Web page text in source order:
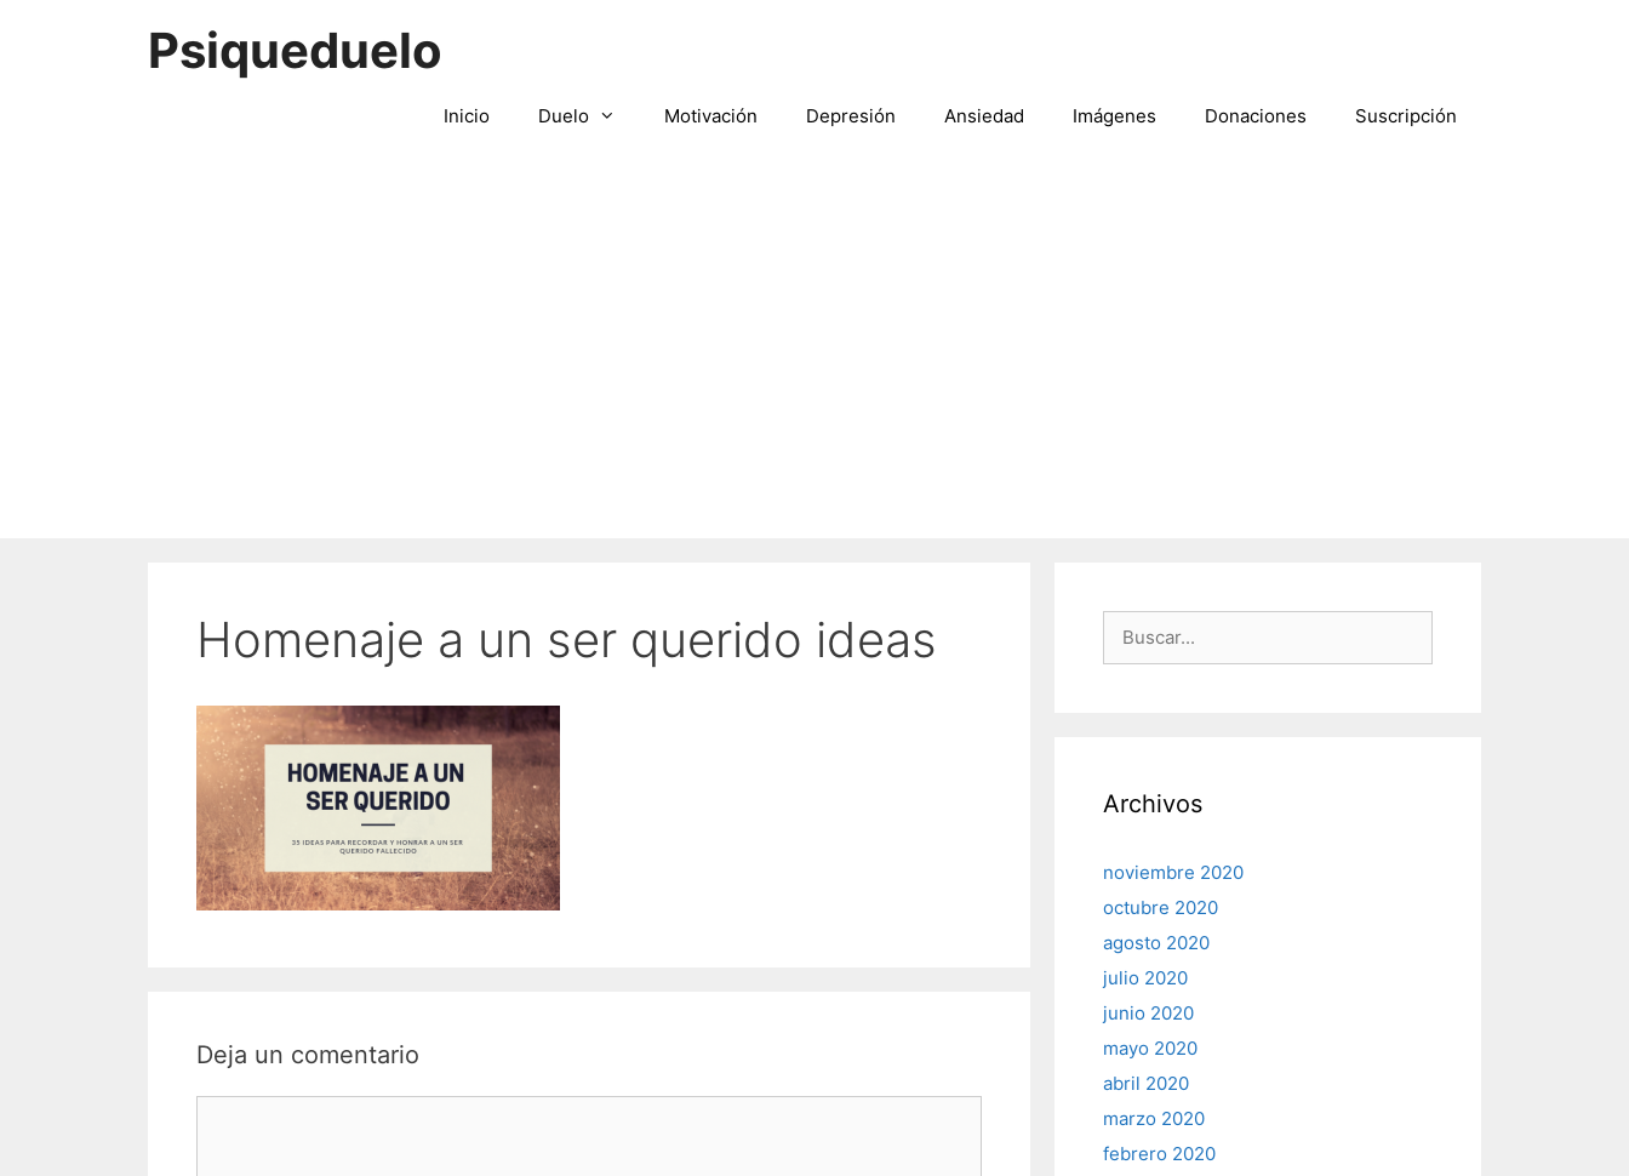
Psiqueduelo
Inicio Duelo Motivación Depresión Ansiedad Imágenes Donaciones Suscripción
Homenaje a un ser querido ideas
Deja un comentario
Archivos
noviembre 2020
octubre 2020
agosto 2020
julio 2020
junio 2020
mayo 2020
abril 2020
marzo 2020
febrero 2020